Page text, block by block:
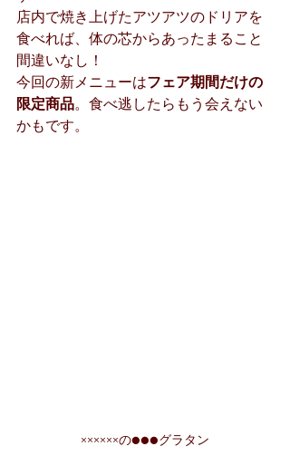
店内で焼き上げたアツアツのドリアを
食べれば、体の芯からあったまること
間違いなし！
今回の新メニューはフェア期間だけの
限定商品。食べ逃したらもう会えない
かもです。
××××××の●●●グラタン